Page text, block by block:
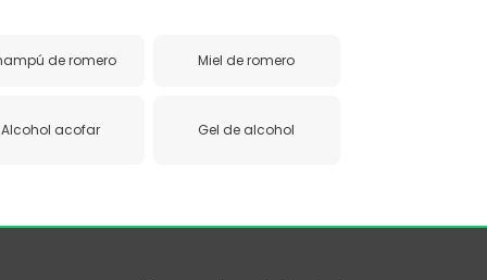
de romero Miel de romero
Alcohol acofar Gel de alcohol